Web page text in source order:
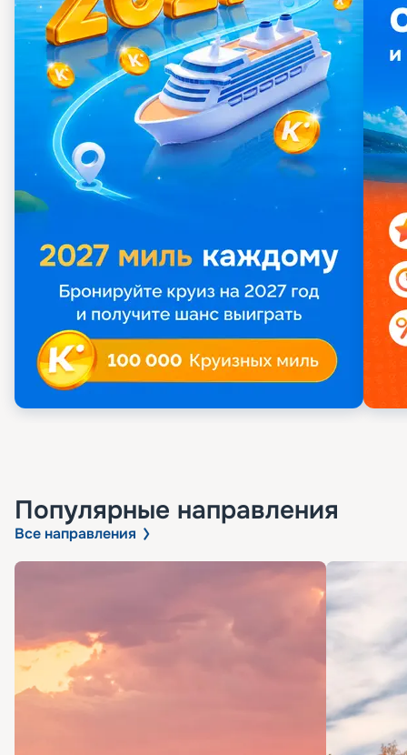
Популярные направления
Все направления